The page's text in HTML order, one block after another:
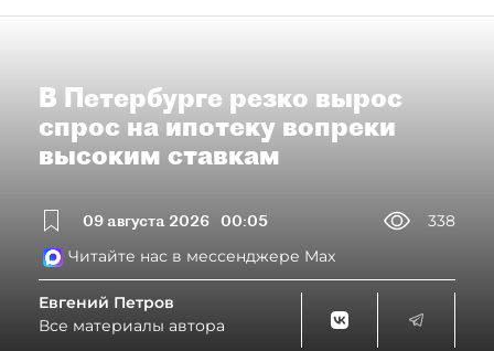
В Петербурге резко вырос
спрос на ипотеку вопреки
высоким ставкам
09 августа 2026 00:05
338
Читайте нас в мессенджере Max
Евгений Петров
Все материалы автора